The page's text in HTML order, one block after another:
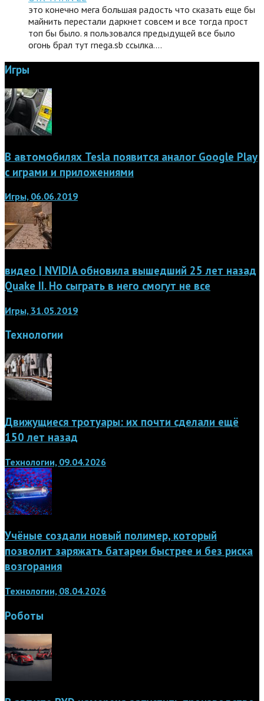
это конечно мега большая радость что сказать еще бы
майнить перестали даркнет совсем и все тогда прост
топ бы было. я пользовался предыдущей все было
огонь брал тут rnega.sb ссылка.…
Игры
В автомобилях Tesla появится аналог Google Play
с играми и приложениями
Игры, 06.06.2019
видео | NVIDIA обновила вышедший 25 лет назад
Quake II. Но сыграть в него смогут не все
Игры, 31.05.2019
Технологии
Движущиеся тротуары: их почти сделали ещё
150 лет назад
Технологии, 09.04.2026
Учёные создали новый полимер, который
позволит заряжать батареи быстрее и без риска
возгорания
Технологии, 08.04.2026
Роботы